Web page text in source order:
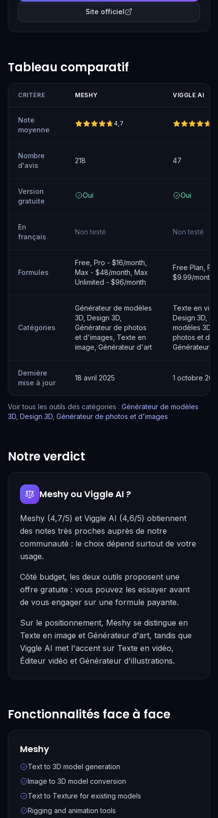
Site officiel
Tableau comparatif
CRITÈRE MESHY VIGGLE AI
Note
moyenne
4,7
Nombre
d'avis
218 47
Version
gratuite
Oui Oui
En
français
Non testé Non testé
Formules
Free, Pro - $16/month,
Max - $48/month, Max
Unlimited - $96/month
Free Plan,
$9.99/month,
Catégories
Générateur de modèles
3D, Design 3D,
Générateur de photos
et d'images, Texte en
image, Générateur d'art
Texte en
Design 3D,
modèles 3D,
photos et
Générateur
Dernière
mise à jour
18 avril 2025 1 octobre
Voir tous les outils des catégories : Générateur de modèles
3D Design 3D Générateur de photos et d'images
Notre verdict
Meshy ou Viggle AI ?
Meshy (4,7/5) et Viggle AI (4,6/5) obtiennent
des notes très proches auprès de notre
communauté : le choix dépend surtout de votre
usage.
Côté budget, les deux outils proposent une
offre gratuite : vous pouvez les essayer avant
de vous engager sur une formule payante.
Sur le positionnement, Meshy se distingue en
Texte en image et Générateur d'art, tandis que
Viggle AI met l'accent sur Texte en vidéo,
Éditeur vidéo et Générateur d'illustrations.
Fonctionnalités face à face
Meshy
Text to 3D model generation
Image to 3D model conversion
Text to Texture for existing models
Rigging and animation tools